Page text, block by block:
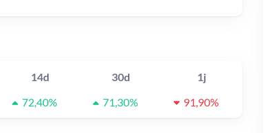
14d 30d
1j
72,40% 71,30% 91,90%